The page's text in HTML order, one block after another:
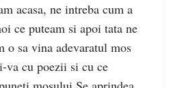
acasa, ne intreba cum a
ce puteam si apoi tata ne
o sa vina adevaratul mos
va cu poezii si cu ce